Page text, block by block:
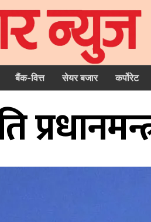
बैंक-वित्त सेयर बजार कर्पोरेट